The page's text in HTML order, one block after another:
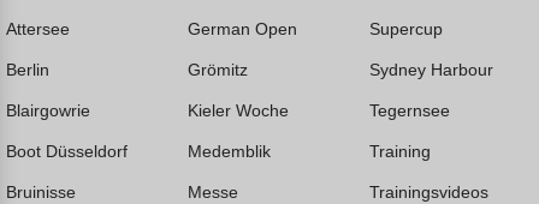
Attersee
Berlin
Blairgowrie
Boot Düsseldorf
Bruinisse
German Open
Grömitz
Kieler Woche
Medemblik
Messe
Supercup
Sydney Harbour
Tegernsee
Training
Trainingsvideos